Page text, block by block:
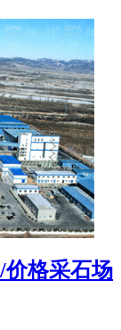
价格采石场